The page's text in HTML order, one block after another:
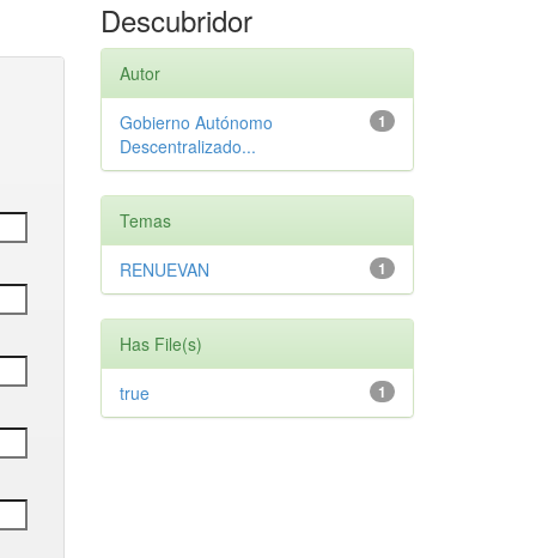
Descubridor
Autor
1
Gobierno Autónomo
Descentralizado...
Temas
1
RENUEVAN
Has File(s)
1
true